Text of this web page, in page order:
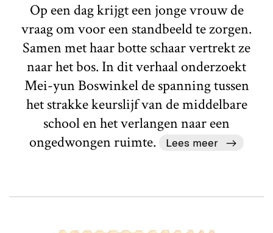
Op een dag krijgt een jonge vrouw de
vraag om voor een standbeeld te zorgen.
Samen met haar botte schaar vertrekt ze
naar het bos. In dit verhaal onderzoekt
Mei-yun Boswinkel de spanning tussen
het strakke keurslijf van de middelbare
school en het verlangen naar een
ongedwongen ruimte.
Lees meer